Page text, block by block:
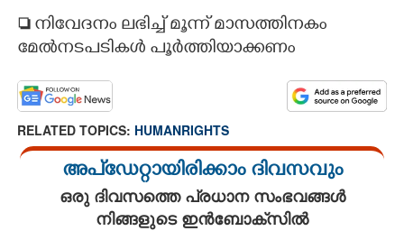
നിവേദനം ലഭിച്ച് മൂന്ന് മാസത്തിനകം
മേൽനടപടികൾ പൂർത്തിയാക്കണം
RELATED TOPICS: HUMANRIGHTS
അപ്ഡേറ്റായിരിക്കാം ദിവസവും
ഒരു ദിവസത്തെ പ്രധാന സംഭവങ്ങൾ
നിങ്ങളുടെ ഇൻബോക്സിൽ